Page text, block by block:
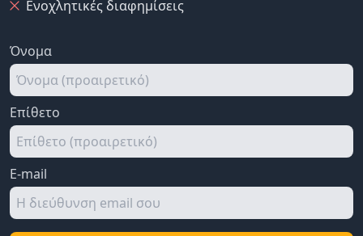
Ενοχλητικές διαφημίσεις
Όνομα
Επίθετο
E-mail